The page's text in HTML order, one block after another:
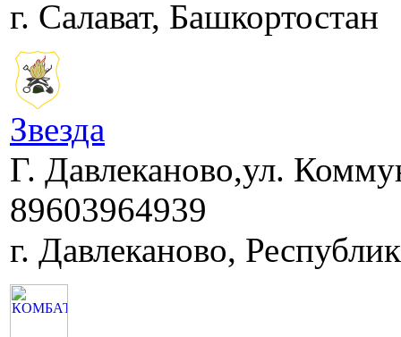
г. Салават, Башкортостан
Звезда
Г. Давлеканово,ул.
89603964939
г. Давлеканово,